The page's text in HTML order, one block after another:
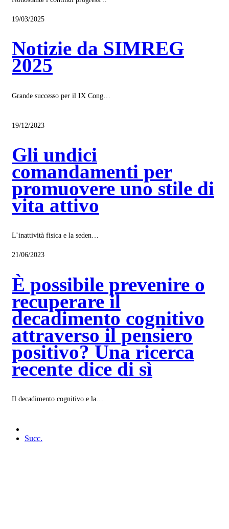
19/03/2025
Notizie da SIMREG
2025
Grande successo per il IX Cong…
19/12/2023
Gli undici
comandamenti per
promuovere uno stile di
vita attivo
L’inattività fisica e la seden…
21/06/2023
È possibile prevenire o
recuperare il
decadimento cognitivo
attraverso il pensiero
positivo? Una ricerca
recente dice di sì
Il decadimento cognitivo e la…
Succ.